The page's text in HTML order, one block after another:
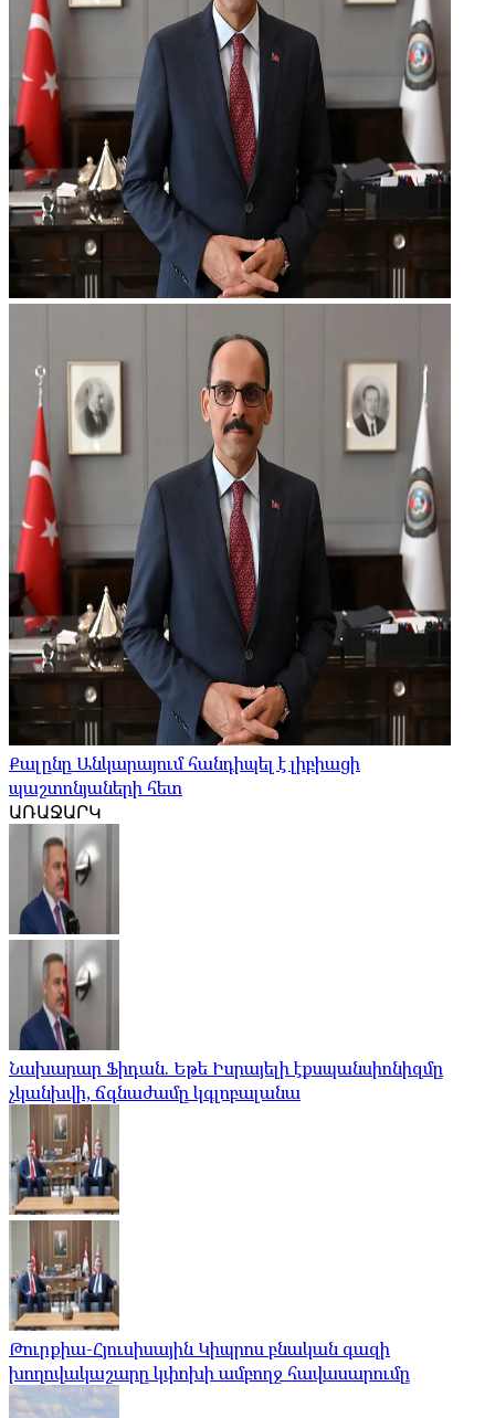
Քալընը Անկարայում հանդիպել է լիբիացի
պաշտոնյաների հետ
ԱՌԱՋԱՐԿ
Նախարար Ֆիդան. Եթե Իսրայելի էքսպանսիոնիզմը
չկանխվի, ճգնաժամը կգլոբալանա
Թուրքիա-Հյուսիսային Կիպրոս բնական գազի
խողովակաշարը կփոխի ամբողջ հավասարումը